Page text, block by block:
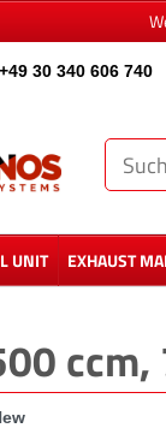
30 340 606 740
UNIT EXHAUST